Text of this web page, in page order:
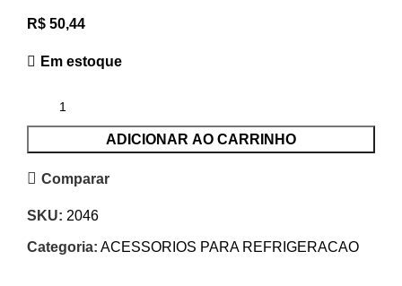
R$ 50,44
Em estoque
ADICIONAR AO CARRINHO
Comparar
SKU: 2046
Categoria: ACESSORIOS PARA REFRIGERACAO